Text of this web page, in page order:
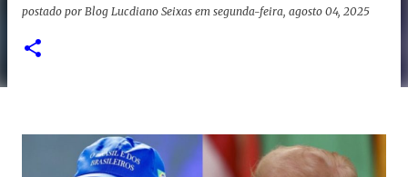
postado por Blog Lucdiano Seixas em segunda-feira, agosto 04, 2025